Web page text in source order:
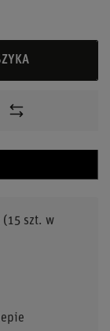
(15 szt. w